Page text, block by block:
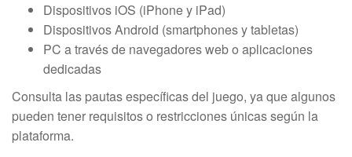
Dispositivos iOS (iPhone y iPad)
Dispositivos Android (smartphones y tabletas)
PC a través de navegadores web o aplicaciones
dedicadas
Consulta las pautas específicas del juego, ya que algunos
pueden tener requisitos o restricciones únicas según la
plataforma.